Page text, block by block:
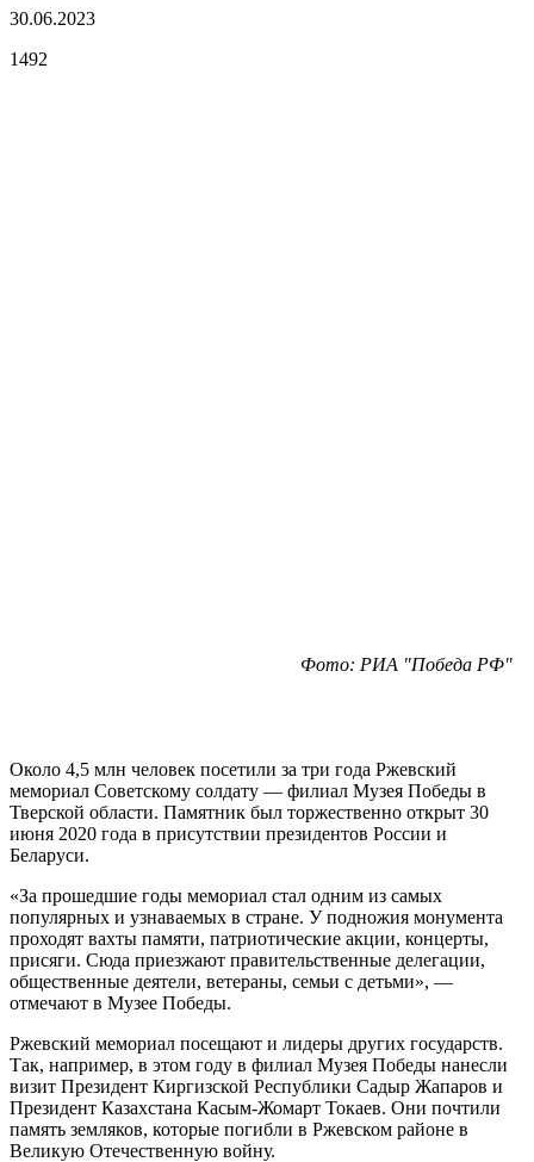
30.06.2023
1492
Фото: РИА "Победа РФ"
Около 4,5 млн человек посетили за три года Ржевский
мемориал Советскому солдату — филиал Музея Победы в
Тверской области. Памятник был торжественно открыт 30
июня 2020 года в присутствии президентов России и
Беларуси.
«За прошедшие годы мемориал стал одним из самых
популярных и узнаваемых в стране. У подножия монумента
проходят вахты памяти, патриотические акции, концерты,
присяги. Сюда приезжают правительственные делегации,
общественные деятели, ветераны, семьи с детьми», —
отмечают в Музее Победы.
Ржевский мемориал посещают и лидеры других государств.
Так, например, в этом году в филиал Музея Победы нанесли
визит Президент Киргизской Республики Садыр Жапаров и
Президент Казахстана Касым-Жомарт Токаев. Они почтили
память земляков, которые погибли в Ржевском районе в
Великую Отечественную войну.